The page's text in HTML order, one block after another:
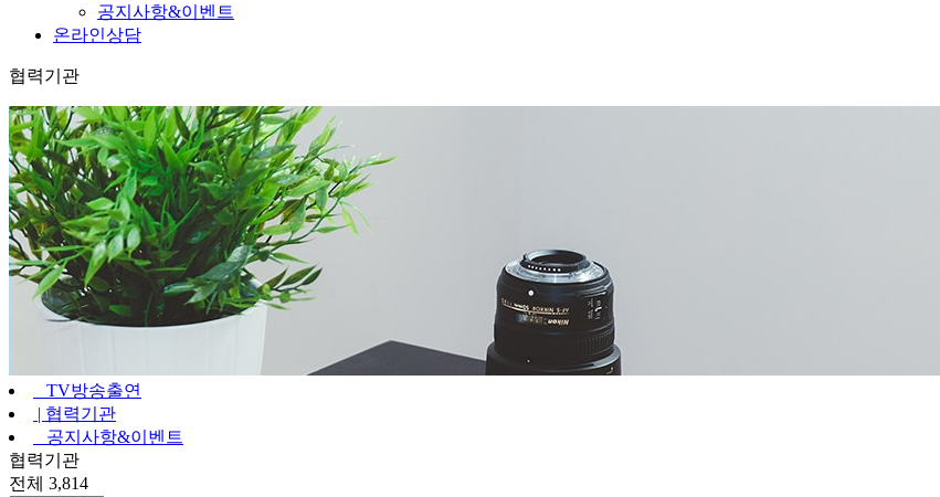
공지사항&이벤트
온라인상담
협력기관
TV방송출연
| 협력기관
공지사항&이벤트
협력기관
전체 3,814